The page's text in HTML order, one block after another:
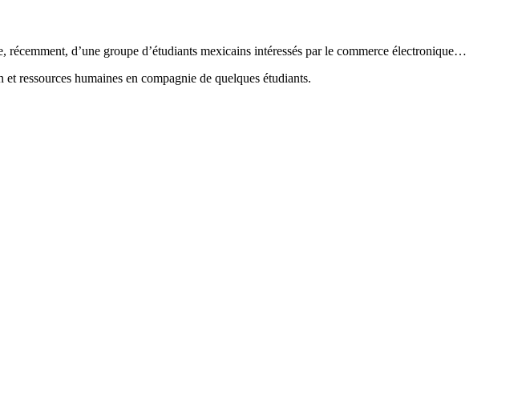
d’une groupe d’étudiants mexicains intéressés par le commerce électronique…
ressources humaines en compagnie de quelques étudiants.